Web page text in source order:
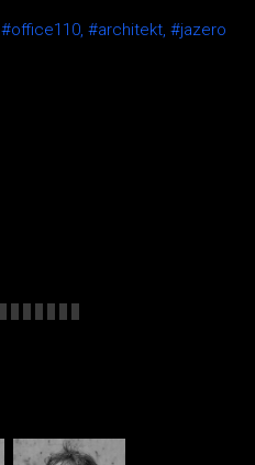
#office110, #architekt, #jazero